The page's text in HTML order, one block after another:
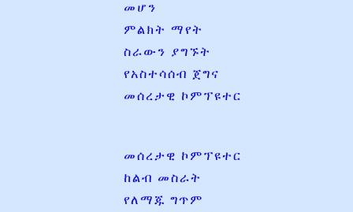
መሆን
ምልክት ማየት
ስራውን ያግኙት
የአስተሳሰብ ጀግና
መሰረታዊ ኮምፕዩተር
መሰረታዊ ኮምፕዩተር
ከልብ መስራት
የለማጁ ግጥም